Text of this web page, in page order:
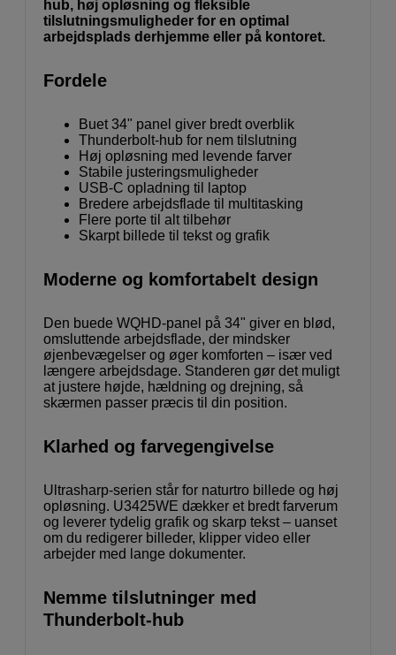
hub, høj opløsning og fleksible
tilslutningsmuligheder for en optimal
arbejdsplads derhjemme eller på kontoret.
Fordele
Buet 34" panel giver bredt overblik
Thunderbolt-hub for nem tilslutning
Høj opløsning med levende farver
Stabile justeringsmuligheder
USB-C opladning til laptop
Bredere arbejdsflade til multitasking
Flere porte til alt tilbehør
Skarpt billede til tekst og grafik
Moderne og komfortabelt design
Den buede WQHD-panel på 34" giver en blød,
omsluttende arbejdsflade, der mindsker
øjenbevægelser og øger komforten – især ved
længere arbejdsdage. Standeren gør det muligt
at justere højde, hældning og drejning, så
skærmen passer præcis til din position.
Klarhed og farvegengivelse
Ultrasharp-serien står for naturtro billede og høj
opløsning. U3425WE dækker et bredt farverum
og leverer tydelig grafik og skarp tekst – uanset
om du redigerer billeder, klipper video eller
arbejder med lange dokumenter.
Nemme tilslutninger med
Thunderbolt-hub